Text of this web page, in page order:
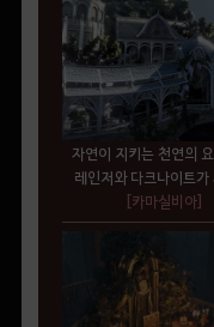
자연이 지키는 천연의
레인저와 다크나이트가
[카마실비아]